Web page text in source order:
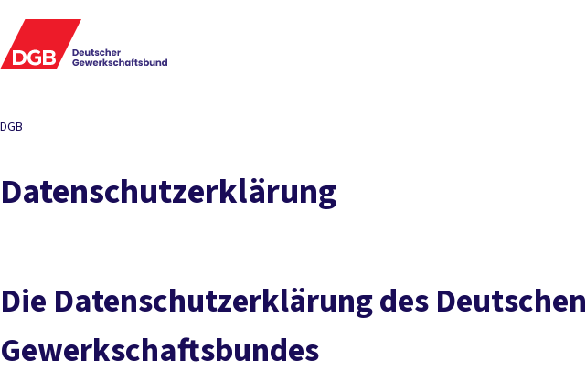
DGB
Datenschutzerklärung
Die Datenschutzerklärung des Deutschen
Gewerkschaftsbundes